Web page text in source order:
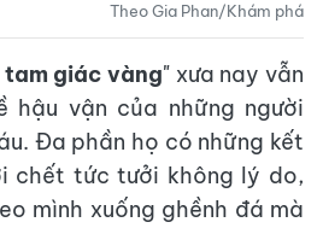
Theo Gia Phan/Khám phá
giác vàng" xưa nay vẫn
hậu vận của những người
Đa phần họ có những kết
chết tức tưởi không lý do,
mình xuống ghềnh đá mà